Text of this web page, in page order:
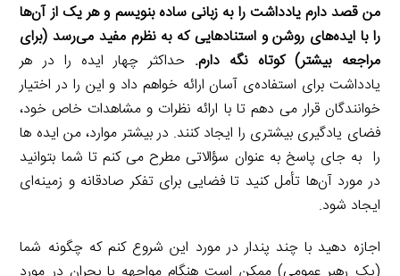
من قصد دارم یادداشت را به زبانی ساده بنویسم و هر یک از آن‌ها
را با ایده‌های روشن و استنادهایی که به نظرم مفید می‌رسد (برای
مراجعه بیشتر) کوتاه نگه دارم. حداکثر چهار ایده را در هر
یادداشت برای استفاده‌ی آسان ارائه خواهم داد و این را در اختیار
خوانندگان قرار می دهم تا با ارائه نظرات و مشاهدات خاص خود،
فضای یادگیری بیشتری را ایجاد کنند. در بیشتر موارد، من ایده ها
را به جای پاسخ به عنوان سؤالاتی مطرح می کنم تا شما بتوانید
در مورد آن‌ها تأمل کنید تا فضایی برای تفکر صادقانه و زمینه‌ای
ایجاد شود.
اجازه دهید با چند پندار در مورد این شروع کنم که چگونه شما